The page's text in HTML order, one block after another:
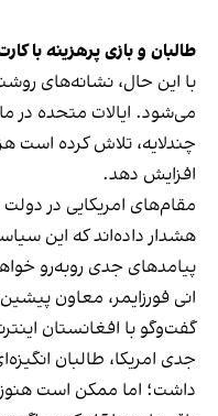
طالبان و بازی پرهزینه با
با این حال، نشانه‌های روشنی
می‌شود. ایالات متحده در
چندلایه، تلاش کرده است
افزایش دهد.
مقام‌های امریکایی در
هشدار داده‌اند که این
پیامدهای جدی روبه‌رو
انی فورزایمر، معاون
گفت‌وگو با افغانستان
جدی امریکا، طالبان
داشت؛ اما ممکن است